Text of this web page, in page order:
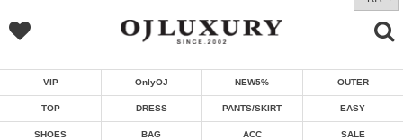
VIP OnlyOJ NEW5% OUTER
TOP DRESS PANTS/SKIRT EASY
SHOES BAG ACC SALE